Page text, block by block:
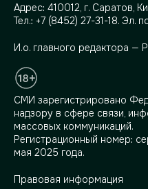
Адрес: 410012, г. Саратов,
Тел.: +7 (8452) 27-31-18. Эл.
И.о. главного редактора —
СМИ зарегистрировано
надзору в сфере связи,
массовых коммуникаций.
Регистрационный номер:
мая 2025 года.
Правовая информация